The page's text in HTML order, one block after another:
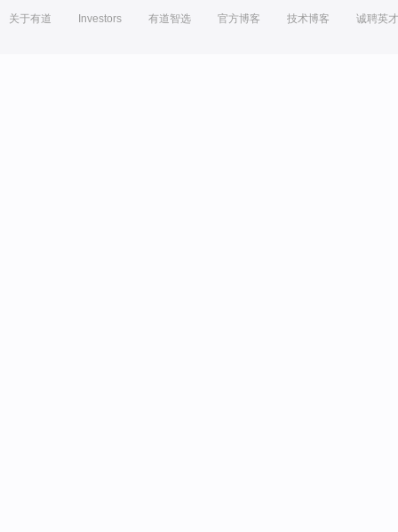
关于有道 Investors 有道智选 官方博客 技术博客 诚聘英才